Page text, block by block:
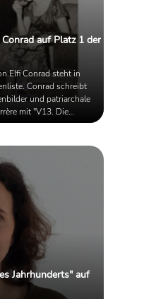
auf Platz 1 der
Elfi Conrad steht in
Conrad schreibt
und patriarchale
mit "V13. Die
Sylvie Schenk mit
Jahrhunderts" auf